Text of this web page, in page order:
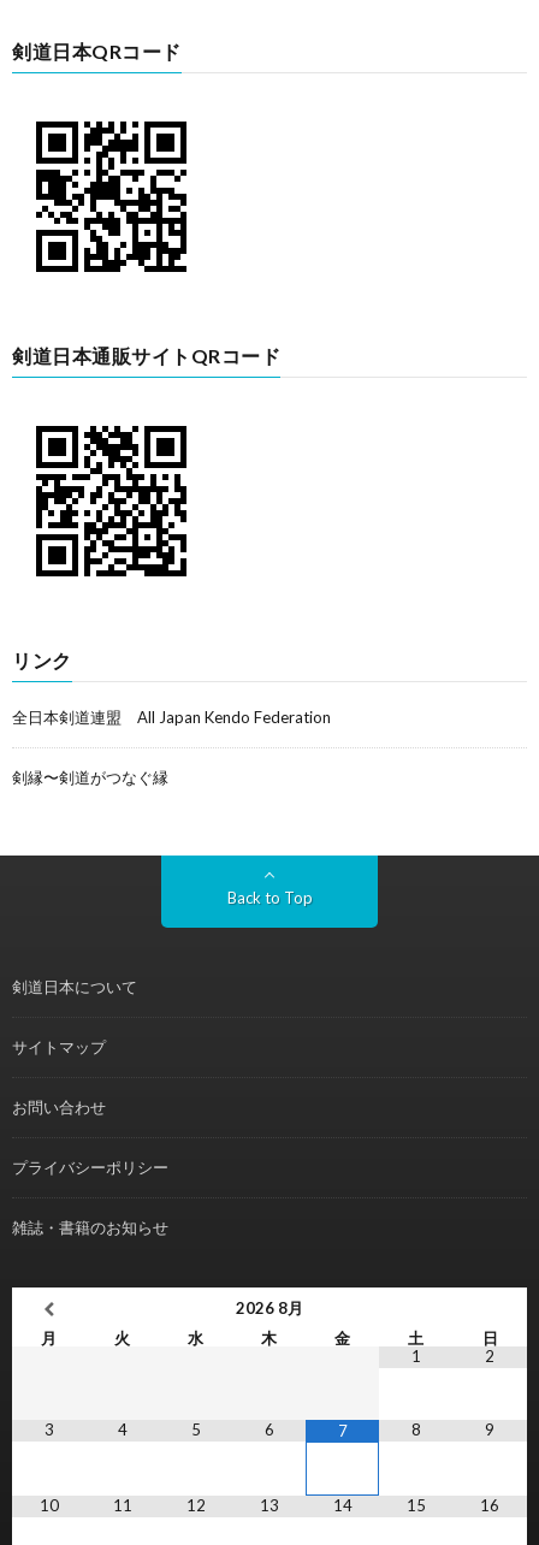
剣道日本QRコード
剣道日本通販サイトQRコード
リンク
全日本剣道連盟 All Japan Kendo Federation
剣縁〜剣道がつなぐ縁
Back to Top
剣道日本について
サイトマップ
お問い合わせ
プライバシーポリシー
雑誌・書籍のお知らせ
2026 8月
月
火 水 木 金 土
日
1
2
3 4 5 6 7 8 9
10 11 12 13 14 15 16